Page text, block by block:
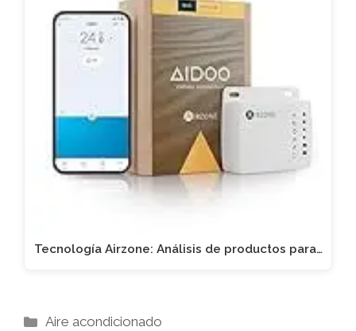
Tecnología Airzone: Análisis de productos para…
Categorías
Aire acondicionado